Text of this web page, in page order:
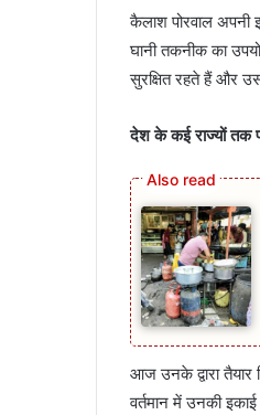
कैलाश पोरवाल
घानी तकनीक का
सुरक्षित रहते हैं और
देश के कई राज्यों तक
आज उनके द्वारा
वर्तमान में उनकी